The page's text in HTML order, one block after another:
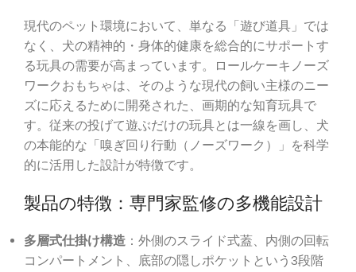
現代のペット環境において、単なる「遊び道具」では
なく、犬の精神的・身体的健康を総合的にサポートす
る玩具の需要が高まっています。ロールケーキノーズ
ワークおもちゃは、そのような現代の飼い主様のニー
ズに応えるために開発された、画期的な知育玩具で
す。従来の投げて遊ぶだけの玩具とは一線を画し、犬
の本能的な「嗅ぎ回り行動（ノーズワーク）」を科学
的に活用した設計が特徴です。
製品の特徴：専門家監修の多機能設計
多層式仕掛け構造 ：外側のスライド式蓋、内側の回転
コンパートメント、底部の隠しポケットという3段階